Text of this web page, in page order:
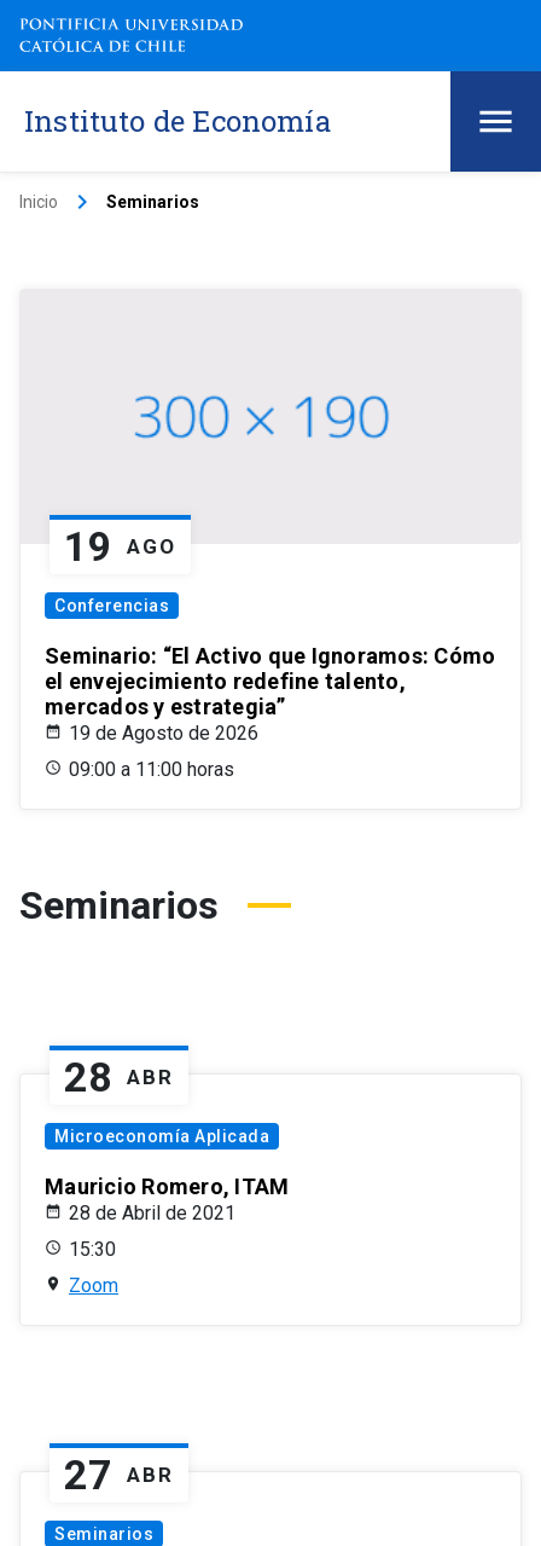
Instituto de Economía
Inicio keyboard_arrow_right Seminarios
19 AGO
Conferencias
Seminario: “El Activo que Ignoramos: Cómo
el envejecimiento redefine talento,
mercados y estrategia”
19 de Agosto de 2026
09:00 a 11:00 horas
Seminarios
28 ABR
Microeconomía Aplicada
Mauricio Romero, ITAM
28 de Abril de 2021
15:30
Zoom
27 ABR
Seminarios